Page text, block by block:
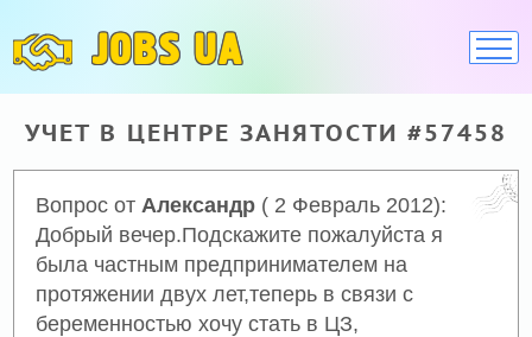
JOBS UA
УЧЕТ В ЦЕНТРЕ ЗАНЯТОСТИ #57458
Вопрос от Александр( 2 Февраль 2012):
Добрый вечер.Подскажите пожалуйста я
была частным предпринимателем на
протяжении двух лет,теперь в связи с
беременностью хочу стать в ЦЗ,